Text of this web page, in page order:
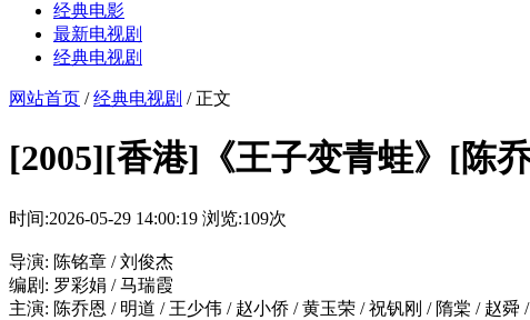
经典电影
最新电视剧
经典电视剧
网站首页 /经典电视剧 / 正文
[2005][香港]《王子变青蛙》[陈
时间:2026-05-29 14:00:19 浏览:109次
导演: 陈铭章 / 刘俊杰
编剧: 罗彩娟 / 马瑞霞
主演: 陈乔恩 / 明道 / 王少伟 / 赵小侨 / 黄玉荣 / 祝钒刚 / 隋棠 / 赵